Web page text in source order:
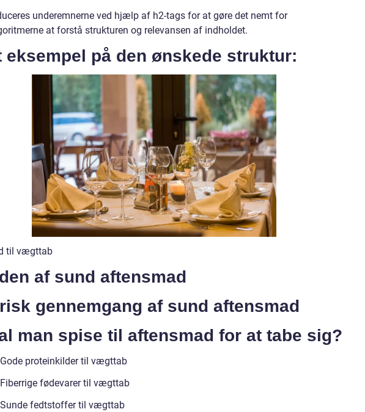
underemnerne ved hjælp af h2-tags for at gøre det nemt for
at forstå strukturen og relevansen af indholdet.
eksempel på den ønskede struktur:
til vægttab
af sund aftensmad
gennemgang af sund aftensmad
man spise til aftensmad for at tabe sig?
proteinkilder til vægttab
fødevarer til vægttab
fedtstoffer til vægttab